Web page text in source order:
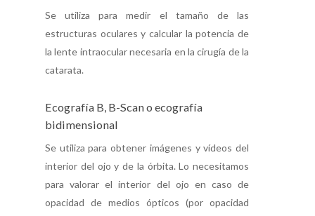
Se utiliza para medir el tamaño de las
estructuras oculares y calcular la potencia de
la lente intraocular necesaria en la cirugía de la
catarata.
Ecografía B, B-Scan o ecografía
bidimensional
Se utiliza para obtener imágenes y vídeos del
interior del ojo y de la órbita. Lo necesitamos
para valorar el interior del ojo en caso de
opacidad de medios ópticos (por opacidad